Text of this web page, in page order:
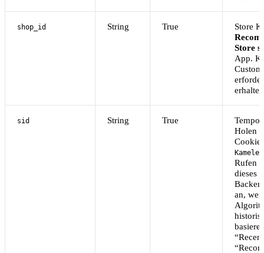
shop_id String True
Store
Store
App.
sid String True
Holen
Cookie
Rufen
dieses
an,